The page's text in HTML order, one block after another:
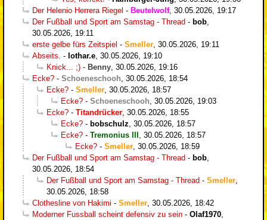
Der Helenio Herrera Riegel - Beutelwolf, 30.05.2026, 19:17
Der Fußball und Sport am Samstag - Thread - bob
30.05.2026, 19:11
erste gelbe fürs Zeitspiel - Smeller 30.05.2026, 19:11
Abseits. - lothar.e 30.05.2026, 19:10
Knick... ;) - Benny 30.05.2026, 19:16
Ecke? - Schoeneschooh 30.05.2026, 18:54
Ecke? - Smeller 30.05.2026, 18:57
Ecke? - Schoeneschooh 30.05.2026, 19:03
Ecke? - Titandrücker 30.05.2026, 18:55
Ecke? - bobschulz 30.05.2026, 18:57
Ecke? - Tremonius III
30.05.2026, 18:57
Ecke? - Smeller 30.05.2026, 18:59
Der Fußball und Sport am Samstag - Thread - bob
30.05.2026, 18:54
Der Fußball und Sport am Samstag - Thread - Smeller
30.05.2026, 18:58
Clothesline von Hakimi - Smeller 30.05.2026, 18:42
Moderner Fussball scheint defensiv zu sein - Olaf1970